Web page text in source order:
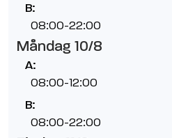
B:
08:00-22:00
Måndag 10/8
A:
08:00-12:00
B:
08:00-22:00